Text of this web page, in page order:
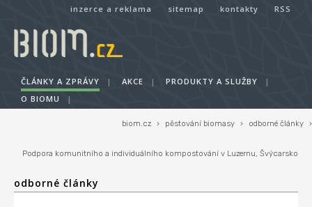
inzerce a reklama sitemap kontakty RSS
ČLÁNKY A ZPRÁVY | AKCE | PRODUKTY A SLUŽBY
|
O BIOMU
|
biom.cz › pěstování biomasy › odborné články ›
Podpora komunitního a individuálního kompostování v Luzernu, Švýcarsko
odborné články